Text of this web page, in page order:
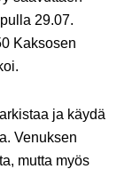
29.07.
Kaksosen
ja käydä
Venuksen
mutta myös